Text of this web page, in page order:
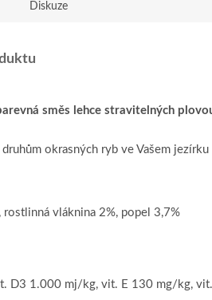
Diskuze
směs lehce stravitelných
okrasných ryb ve Vašem jezírku
vláknina 2%, popel 3,7%
D3 1.000 mj/kg, vit. E 130 mg/kg,